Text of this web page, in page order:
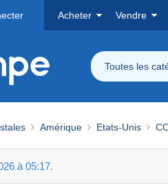
Acheter Vendre
Toutes les
Amérique Etats-Unis
à 05:17.